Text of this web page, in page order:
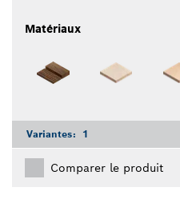
Matériaux
Variantes: 1
Comparer le produit